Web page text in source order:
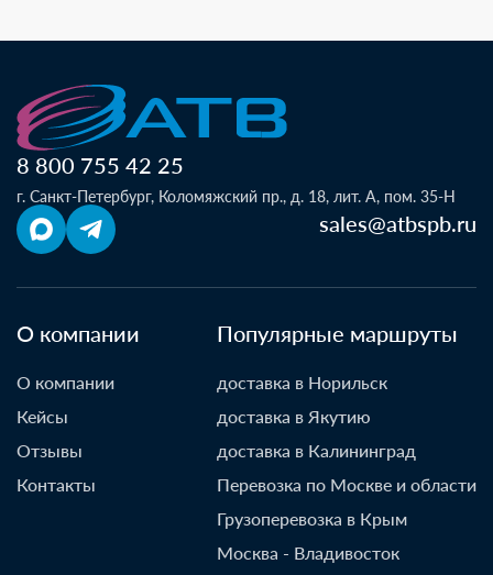
8 800 755 42 25
г. Санкт-Петербург, Коломяжский пр., д. 18, лит. А, пом. 35-Н
sales@atbspb.ru
О компании
О компании
Кейсы
Отзывы
Контакты
Популярные маршруты
доставка в Норильск
доставка в Якутию
доставка в Калининград
Перевозка по Москве и области
Грузоперевозка в Крым
Москва - Владивосток